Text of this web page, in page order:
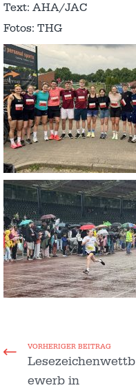
Text: AHA/JAC
Fotos: THG
VORHERIGER BEITRAG
Lesezeichenwettb
ewerb in